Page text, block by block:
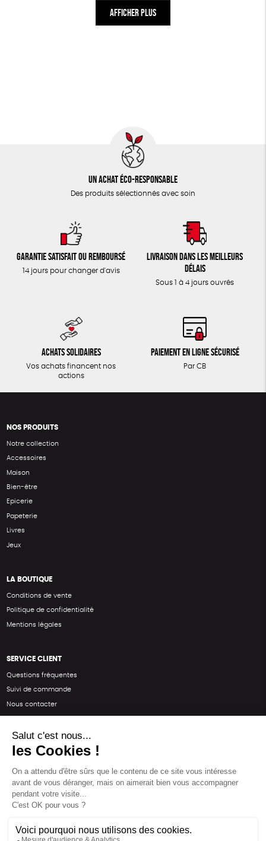
AFFICHER PLUS
Un achat éco-responsable
Des produits sélectionnés avec soin
Garantie satisfait ou remboursé
14 jours pour changer d'avis
Livraison dans les meilleurs
délais
Sous 1 à 4 jours ouvrés
Achats solidaires
Vos achats financent nos
actions
Paiement en ligne sécurisé
Par CB
NOS PRODUITS
Notre collection
Accessoires
Maison
Bien-être
Epicerie
Papeterie
Livres
Jeux
LA BOUTIQUE
Conditions de vente
Politique de confidentialité
Mentions légales
SERVICE CLIENT
Questions fréquentes
Suivi de commande
Nous contacter
SUIVEZ-NOUS